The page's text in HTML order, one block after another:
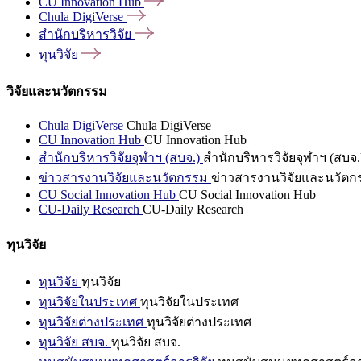
Chula DigiVerse
สำนักบริหารวิจัย
ทุนวิจัย
วิจัยและนวัตกรรม
Chula DigiVerse Chula DigiVerse
CU Innovation Hub CU Innovation Hub
สำนักบริหารวิจัยจุฬาฯ (สบจ.) สำนักบริหารวิจัยจุฬาฯ (สบจ
ข่าวสารงานวิจัยและนวัตกรรม ข่าวสารงานวิจัยและนวัตก
CU Social Innovation Hub CU Social Innovation Hub
CU-Daily Research CU-Daily Research
ทุนวิจัย
ทุนวิจัย ทุนวิจัย
ทุนวิจัยในประเทศ ทุนวิจัยในประเทศ
ทุนวิจัยต่างประเทศ ทุนวิจัยต่างประเทศ
ทุนวิจัย สบจ. ทุนวิจัย สบจ.